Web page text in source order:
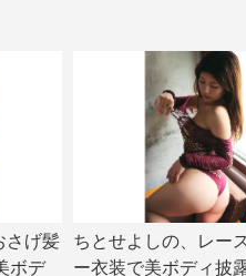
さげ髪
ボデ
ちとせよしの、レー
ー衣装で美ボディ披